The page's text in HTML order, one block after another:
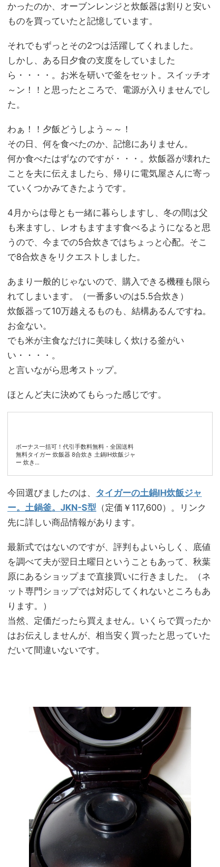
かったのか、オーブンレンジと炊飯器は割りと安い
ものを買っていたと記憶しています。
それでもずっとその2つは活躍してくれました。
しかし、ある日夕食の支度をしていました
ら・・・・。お米を研いで釜をセット。スイッチオ
～ン！！と思ったところで、電源が入りませんでし
た。
わぁ！！夕飯どうしよう～～！
その日、何を食べたのか、記憶にありません。
何か食べたはずなのですが・・・。炊飯器が壊れた
ことを夫に伝えましたら、帰りに電気屋さんに寄っ
ていくつかみてきたようです。
4月からは母とも一緒に暮らしますし、冬の間は父
も来ますし、レオもますます食べるようになると思
うので、今までの5合炊きではちょっと心配。そこ
で8合炊きをリクエストしました。
あまり一般的じゃないので、購入できる機種も限ら
れてしまいます。（一番多いのは5.5合炊き）
炊飯器って10万越えるものも、結構あるんですね。
お金ない。
でも米が主食なだけに美味しく炊ける釜がい
い・・・・。
と言いながら思考ストップ。
ほとんど夫に決めてもらった感じです。
ボーナス一括可！代引手数料無料・全国送料
無料タイガー 炊飯器 8合炊き 土鍋IH炊飯ジャ
ー 炊き...
今回選びましたのは、 タイガーの土鍋IH炊飯ジャ
ー。土鍋釜。JKN-S型 （定価￥117,600）。リンク
先に詳しい商品情報があります。
最新式ではないのですが、評判もよいらしく、底値
を調べて夫が翌日土曜日ということもあって、秋葉
原にあるショップまで直接買いに行きました。（ネ
ット専門ショップでは対応してくれないところもあ
ります。）
当然、定価だったら買えません。いくらで買ったか
はお伝えしませんが、相当安く買ったと思っていた
だいて間違いないです。